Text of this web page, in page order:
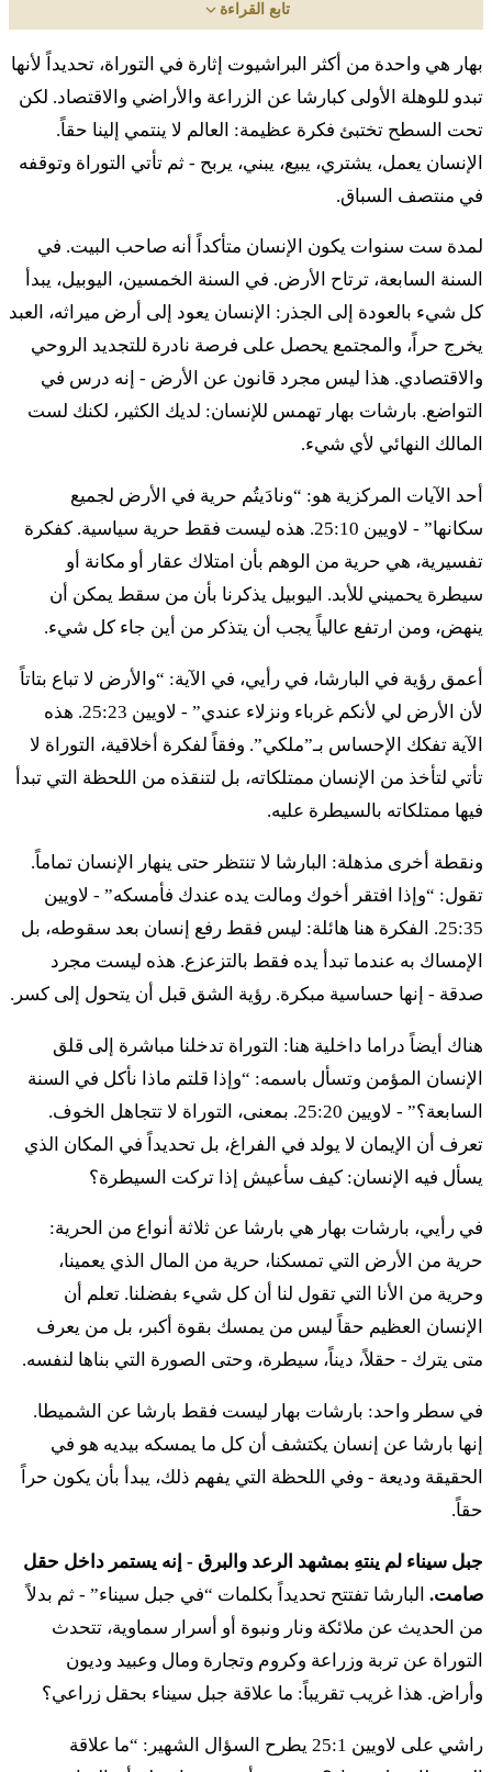
دَبِّر إل بِنيي يسرائيل فِئَمَرتا أليهِم كي تافوئو إل هاأرتس
أشِر أني نوتين لاخِم فِشافتاه هاأرتس شَبّات لأدوناي
ג
שֵׁשׁ שָׁנִים תִּזְרַע שָׂדֶךָ וְשֵׁשׁ שָׁנִים תִּזְמֹר כַּרְמֶךָ
וְאָסַפְתָּ אֶת תְּבוּאָתָהּ׃
شيش شانيم تزرَع سادِخا فِشيش شانيم تزمور كَرمِخا
فِئاسَفتا إت تِفوئاتاه
ד
וּבַשָּׁנָה הַשְּׁבִיעִת שַׁבַּת שַׁבָּתוֹן יִהְיֶה לָאָרֶץ
שַׁבָּת לַידוָד שָׂדְךָ לֹא תִזְרָע וְכַרְמְךָ לֹא תִזְמֹר׃
أوفَشّاناه هَشّفيعيت شَبَّت شَبّاتون يهيِه لاأرتس شَبّات
لأدوناي سادخا لو تزراع فِخَرمِخا لو تزمور
אֵת סְפִיחַ קְצִירְךָ לֹא תִקְצוֹר וְאֶת עִנְּבֵי נְזִירֶךָ
לֹא תִבְצֹר שְׁנַת שַׁבָּתוֹן יִהְיֶה לָאָרֶץ׃
تفتسور شنَت شَبّاتون يهيِه لاأرتس
ו
וְהָיְתָה שַׁבַּת הָאָרֶץ לָכֶם לְאָכְלָה לְךָ וּלְעַבְדְּךָ
וְלַאֲמָתֶךָ וְלִשְׂכִירְךָ וּלְתוֹשָׁבְךָ הַגָּרִים עִמָּךְ׃
فِهايتاه شَبَّت هاأرتس لاخِم لِئوخلاه لخا أولِعَفدخا أولأماتخا
فِلِسخيرخا أولتوشافخا هَجّاريم عمّاخ
וְלִבְהֶמְתְּךָ וְלַחַיָּה אֲשֶׁר בְּאַרְצֶךָ תִּהְיֶה כָל
תְּבוּאָתָהּ לֶאֱכֹל׃
فِلفهِمتخا فِلَحَيّاه أشِر بأرتسخا تهيِه خول تِفوئاتاه لِئخول
ח
וְסָפַרְתָּ לְךָ שֶׁבַע שַׁבְּתֹת שָׁנִים שֶׁבַע שָׁנִים
שֶׁבַע פְּעָמִים וְהָיוּ לְךָ יְמֵי שֶׁבַע שַׁבְּתֹת הַשָּׁנִים
תֵּשַׁע וְאַרְבָּעִים שָׁנָה׃
فِسافَرتا لخا شِفَع شَبِّتوت شانيم شِفَع شانيم شِفَع بِعاميم
فِهايو لخا يميي شِفَع شَبِّتوت هَشّانيم تيشَع فِأربَعيم شاناه
ט
וְהַעֲבַרְתָּ שׁוֹפַר תְּרוּעָה בַּחֹדֶשׁ הַשְּׁבִעִי בֶּעָשׂוֹר
לַחֹדֶשׁ בְּיוֹם הַכִּפֻּרִים תַּעֲבִירוּ שׁוֹפָר בְּכָל אַרְצְכֶם׃
فِهَعَفَرتا شوفار تروعاه بَحودِش هَشّفيعي بِعَسور لَحودِش
بيوم هَكِّبّوريم تَعَفيرو شوفار بِخول أرتسخِم
וְקִדַּשְׁתֶּם אֵת שְׁנַת הַחֲמִשִּׁים שָׁנָה וּקְרָאתֶם
דְּרוֹר בָּאָרֶץ לְכָל יֹשְׁבֶיהָ יוֹבֵל הִוא תִּהְיֶה לָכֶם
וְשַׁבְתֶּם אִישׁ אֶל אֲחֻזָּתוֹ וְאִישׁ אֶל מִשְׁפַּחְתּוֹ
תָּשֻׁבוּ׃
فِكدَّشتِم إت شنَت هَحَميشّيم شاناه أوكراتِم درور باأرتس
تابع القراءة
بهار هي واحدة من أكثر البراشيوت إثارة في التوراة، تحديداً لأنها
تبدو للوهلة الأولى كبارشا عن الزراعة والأراضي والاقتصاد. لكن
تحت السطح تختبئ فكرة عظيمة: العالم لا ينتمي إلينا حقاً.
الإنسان يعمل، يشتري، يبيع، يبني، يربح - ثم تأتي التوراة وتوقفه
في منتصف السباق.
لمدة ست سنوات يكون الإنسان متأكداً أنه صاحب البيت. في
السنة السابعة، ترتاح الأرض. في السنة الخمسين، اليوبيل، يبدأ
كل شيء بالعودة إلى الجذر: الإنسان يعود إلى أرض ميراثه، العبد
يخرج حراً، والمجتمع يحصل على فرصة نادرة للتجديد الروحي
والاقتصادي. هذا ليس مجرد قانون عن الأرض - إنه درس في
التواضع. بارشات بهار تهمس للإنسان: لديك الكثير، لكنك لست
المالك النهائي لأي شيء.
أحد الآيات المركزية هو: “ونادَيتُم حرية في الأرض لجميع
سكانها” - لاويين 25:10. هذه ليست فقط حرية سياسية. كفكرة
تفسيرية، هي حرية من الوهم بأن امتلاك عقار أو مكانة أو
سيطرة يحميني للأبد. اليوبيل يذكرنا بأن من سقط يمكن أن
ينهض، ومن ارتفع عالياً يجب أن يتذكر من أين جاء كل شيء.
أعمق رؤية في البارشا، في رأيي، في الآية: “والأرض لا تباع بتاتاً
لأن الأرض لي لأنكم غرباء ونزلاء عندي” - لاويين 25:23. هذه
الآية تفكك الإحساس بـ”ملكي”. وفقاً لفكرة أخلاقية، التوراة لا
تأتي لتأخذ من الإنسان ممتلكاته، بل لتنقذه من اللحظة التي تبدأ
فيها ممتلكاته بالسيطرة عليه.
ونقطة أخرى مذهلة: البارشا لا تنتظر حتى ينهار الإنسان تماماً.
تقول: “وإذا افتقر أخوك ومالت يده عندك فأمسكه” - لاويين
25:35. الفكرة هنا هائلة: ليس فقط رفع إنسان بعد سقوطه، بل
الإمساك به عندما تبدأ يده فقط بالتزعزع. هذه ليست مجرد
صدقة - إنها حساسية مبكرة. رؤية الشق قبل أن يتحول إلى كسر.
هناك أيضاً دراما داخلية هنا: التوراة تدخلنا مباشرة إلى قلق
الإنسان المؤمن وتسأل باسمه: “وإذا قلتم ماذا نأكل في السنة
السابعة؟” - لاويين 25:20. بمعنى، التوراة لا تتجاهل الخوف.
تعرف أن الإيمان لا يولد في الفراغ، بل تحديداً في المكان الذي
يسأل فيه الإنسان: كيف سأعيش إذا تركت السيطرة؟
في رأيي، بارشات بهار هي بارشا عن ثلاثة أنواع من الحرية:
حرية من الأرض التي تمسكنا، حرية من المال الذي يعمينا،
وحرية من الأنا التي تقول لنا أن كل شيء بفضلنا. تعلم أن
الإنسان العظيم حقاً ليس من يمسك بقوة أكبر، بل من يعرف
متى يترك - حقلاً، ديناً، سيطرة، وحتى الصورة التي بناها لنفسه.
في سطر واحد: بارشات بهار ليست فقط بارشا عن الشميطا.
إنها بارشا عن إنسان يكتشف أن كل ما يمسكه بيديه هو في
الحقيقة وديعة - وفي اللحظة التي يفهم ذلك، يبدأ بأن يكون حراً
حقاً.
جبل سيناء لم ينتهِ بمشهد الرعد والبرق - إنه يستمر داخل حقل
صامت. البارشا تفتتح تحديداً بكلمات “في جبل سيناء” - ثم بدلاً
من الحديث عن ملائكة ونار ونبوة أو أسرار سماوية، تتحدث
التوراة عن تربة وزراعة وكروم وتجارة ومال وعبيد وديون
وأراض. هذا غريب تقريباً: ما علاقة جبل سيناء بحقل زراعي؟
راشي على لاويين 25:1 يطرح السؤال الشهير: “ما علاقة